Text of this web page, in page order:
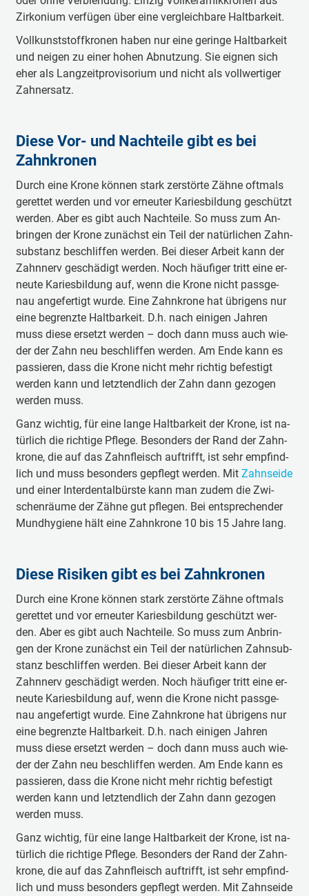
Zir­ko­ni­um ver­fü­gen über eine ver­gleich­ba­re Halt­bar­keit.
Voll­kunst­stoff­kro­nen ha­ben nur eine ge­rin­ge Halt­bar­keit
und nei­gen zu ei­ner ho­hen Ab­nut­zung. Sie eig­nen sich
eher als Lang­zeit­pro­vi­so­ri­um und nicht als voll­wer­ti­ger
Zah­n­er­satz.
Diese Vor- und Nachteile gibt es bei
Zahnkronen
Durch eine Kro­ne kön­nen stark zer­stör­te Zäh­ne oft­mals
ge­ret­tet wer­den und vor er­neu­ter Ka­ries­bil­dung ge­schützt
wer­den. Aber es gibt auch Nach­tei­le. So muss zum An­
brin­gen der Kro­ne zu­nächst ein Teil der na­tür­li­chen Zahn­
sub­stanz be­schlif­fen wer­den. Bei die­ser Ar­beit kann der
Zahn­nerv ge­schä­digt wer­den. Noch häu­fi­ger tritt eine er­
neu­te Ka­ries­bil­dung auf, wenn die Kro­ne nicht pass­ge­
nau an­ge­fer­tigt wur­de. Eine Zahn­kro­ne hat üb­ri­gens nur
eine be­grenz­te Halt­bar­keit. D.h. nach ei­ni­gen Jah­ren
muss die­se er­setzt wer­den – doch dann muss auch wie­
der der Zahn neu be­schlif­fen wer­den. Am En­de kann es
pas­sie­ren, dass die Kro­ne nicht mehr rich­tig be­fes­tigt
wer­den kann und letzt­end­lich der Zahn dann ge­zo­gen
wer­den muss.
Ganz wich­tig, für eine lan­ge Halt­bar­keit der Kro­ne, ist na­
tür­lich die rich­tig­e Pfle­ge. Be­son­ders der Rand der Zahn­
kro­ne, die auf das Zahn­fleisch auf­trifft, ist sehr emp­find­
lich und muss be­son­ders ge­pflegt wer­den. Mit Zahn­sei­de
und ei­ner In­ter­den­tal­bürs­te kann man zu­dem die Zwi­
schen­räu­me der Zäh­ne gut pfle­gen. Bei ent­spre­chen­der
Mund­hy­gi­e­ne hält eine Zahn­kro­ne 10 bis 15 Jah­re lang.
Diese Risiken gibt es bei Zahnkronen
Durch eine Kro­ne kön­nen stark zer­stör­te Zäh­ne oft­mals
ge­ret­tet und vor er­neu­ter Ka­ries­bil­dung ge­schützt wer­
den. Aber es gibt auch Nach­tei­le. So muss zum An­brin­
gen der Kro­ne zu­nächst ein Teil der na­tür­li­chen Zahn­sub­
stanz be­schlif­fen wer­den. Bei die­ser Ar­beit kann der
Zahn­nerv ge­schä­digt wer­den. Noch häu­fi­ger tritt eine er­
neu­te Ka­ries­bil­dung auf, wenn die Kro­ne nicht pass­ge­
nau an­ge­fer­tigt wur­de. Eine Zahn­kro­ne hat üb­ri­gens nur
eine be­grenz­te Halt­bar­keit. D.h. nach ei­ni­gen Jah­ren
muss die­se er­setzt wer­den – doch dann muss auch wie­
der der Zahn neu be­schlif­fen wer­den. Am En­de kann es
pas­sie­ren, dass die Kro­ne nicht mehr rich­tig be­fes­tigt
wer­den kann und letzt­end­lich der Zahn dann ge­zo­gen
wer­den muss.
Ganz wich­tig, für eine lan­ge Halt­bar­keit der Kro­ne, ist na­
tür­lich die rich­tig­e Pfle­ge. Be­son­ders der Rand der Zahn­
kro­ne, die auf das Zahn­fleisch auf­trifft, ist sehr emp­find­
lich und muss be­son­ders ge­pflegt wer­den. Mit Zahn­sei­de